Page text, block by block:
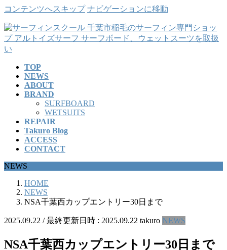
コンテンツへスキップ ナビゲーションに移動
TOP
NEWS
ABOUT
BRAND
SURFBOARD
WETSUITS
REPAIR
Takuro Blog
ACCESS
CONTACT
NEWS
HOME
NEWS
NSA千葉西カップエントリー30日まで
2025.09.22 / 最終更新日時 : 2025.09.22 takuro NEWS
NSA千葉西カップエントリー30日まで